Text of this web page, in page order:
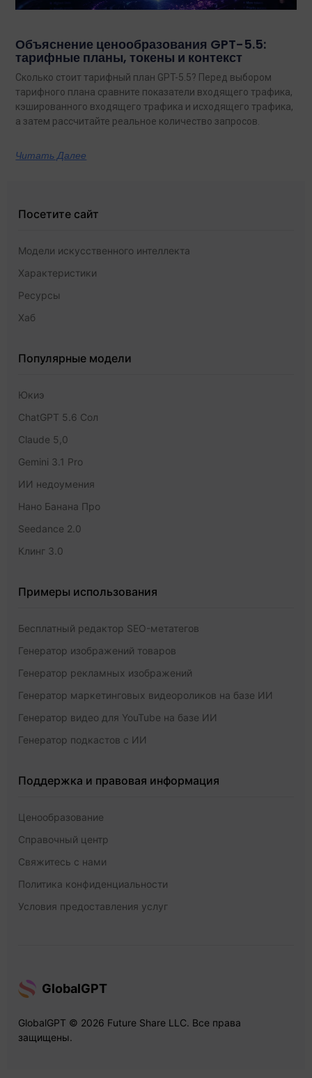
Объяснение ценообразования GPT-5.5:
тарифные планы, токены и контекст
Сколько стоит тарифный план GPT-5.5? Перед выбором
тарифного плана сравните показатели входящего трафика,
кэшированного входящего трафика и исходящего трафика,
а затем рассчитайте реальное количество запросов.
Читать Далее
Посетите сайт
Модели искусственного интеллекта
Характеристики
Ресурсы
Хаб
Популярные модели
Юкиэ
ChatGPT 5.6 Сол
Claude 5,0
Gemini 3.1 Pro
ИИ недоумения
Нано Банана Про
Seedance 2.0
Клинг 3.0
Примеры использования
Бесплатный редактор SEO-метатегов
Генератор изображений товаров
Генератор рекламных изображений
Генератор маркетинговых видеороликов на базе ИИ
Генератор видео для YouTube на базе ИИ
Генератор подкастов с ИИ
Поддержка и правовая информация
Ценообразование
Справочный центр
Свяжитесь с нами
Политика конфиденциальности
Условия предоставления услуг
GlobalGPT
GlobalGPT © 2026 Future Share LLC. Все права
защищены.